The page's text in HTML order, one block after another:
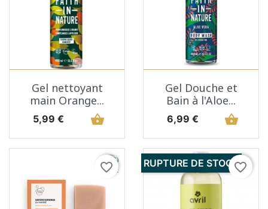
Gel nettoyant
main Orange...
Prix
5,99 € shopping_basket
Gel Douche et
Bain à l'Aloe...
Prix
6,99 € shopping_basket
favorite_border favorite_border
RUPTURE DE STOCK